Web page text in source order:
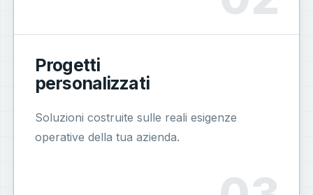
Progetti
personalizzati
Soluzioni costruite sulle reali esigenze
operative della tua azienda.